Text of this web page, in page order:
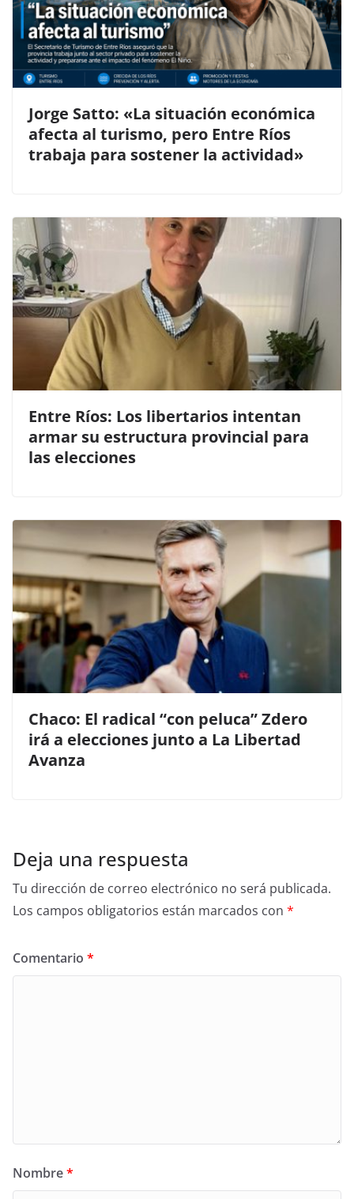
Jorge Satto: «La situación económica
afecta al turismo, pero Entre Ríos
trabaja para sostener la actividad»
Entre Ríos: Los libertarios intentan
armar su estructura provincial para
las elecciones
Chaco: El radical “con peluca” Zdero
irá a elecciones junto a La Libertad
Avanza
Deja una respuesta
Tu dirección de correo electrónico no será publicada.
Los campos obligatorios están marcados con *
Comentario *
Nombre*